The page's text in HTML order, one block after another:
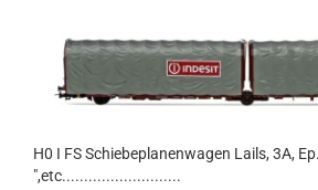
H0 I FS Schiebeplanenwagen Lails, 3A,
",etc...........................